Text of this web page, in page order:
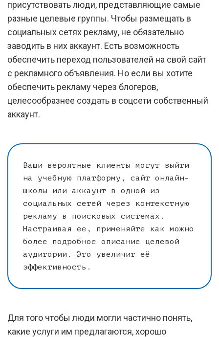
присутствовать люди, представляющие самые
разные целевые группы. Чтобы размещать в
социальных сетях рекламу, не обязательно
заводить в них аккаунт. Есть возможность
обеспечить переход пользователей на свой сайт
с рекламного объявления. Но если вы хотите
обеспечить рекламу через блогеров,
целесообразнее создать в соцсети собственный
аккаунт.
Ваши вероятные клиенты могут выйти
на учебную платформу, сайт онлайн-
школы или аккаунт в одной из
социальных сетей через контекстную
рекламу в поисковых системах.
Настраивая ее, применяйте как можно
более подробное описание целевой
аудитории. Это увеличит её
эффективность.
Для того чтобы люди могли частично понять,
какие услуги им предлагаются, хорошо